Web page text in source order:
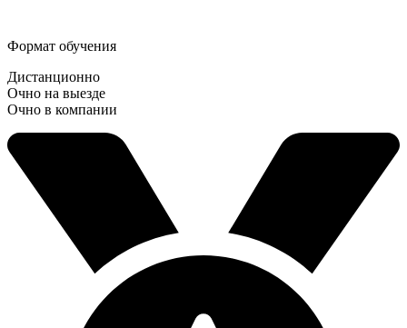
Формат обучения
Дистанционно
Очно на выезде
Очно в компании